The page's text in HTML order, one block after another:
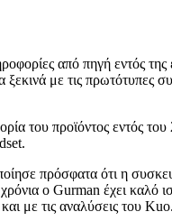
από πηγή εντός της
με τις πρωτότυπες
του προϊόντος εντός
πρόσφατα ότι η
ο Gurman έχει καλό
με τις αναλύσεις του Kuo.